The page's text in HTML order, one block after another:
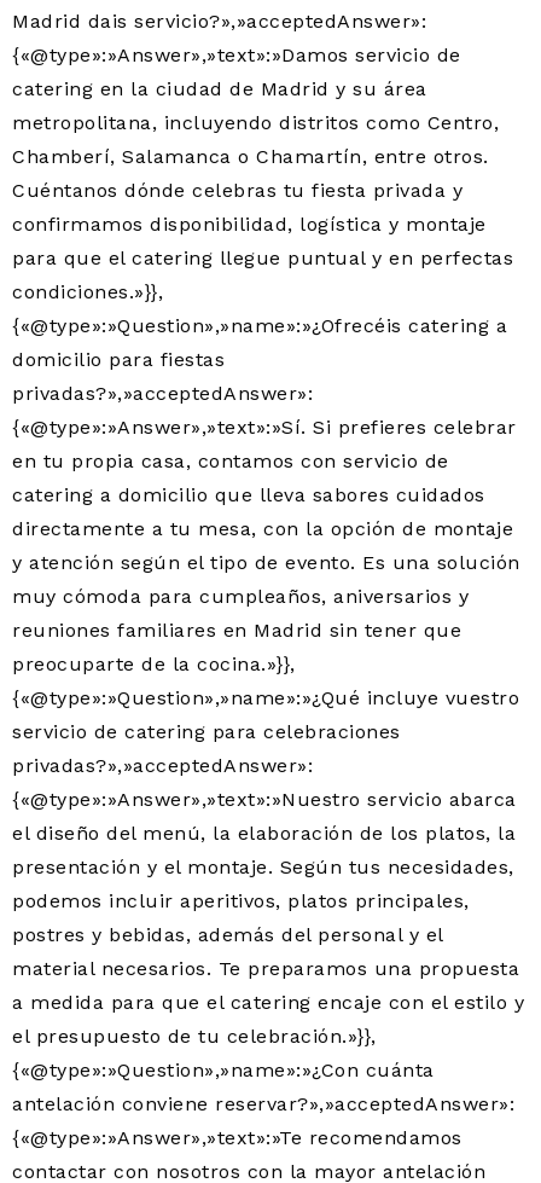
Madrid dais servicio?»,»acceptedAnswer»:
{«@type»:»Answer»,»text»:»Damos servicio de
catering en la ciudad de Madrid y su área
metropolitana, incluyendo distritos como Centro,
Chamberí, Salamanca o Chamartín, entre otros.
Cuéntanos dónde celebras tu fiesta privada y
confirmamos disponibilidad, logística y montaje
para que el catering llegue puntual y en perfectas
condiciones.»}},
{«@type»:»Question»,»name»:»¿Ofrecéis catering a
domicilio para fiestas
privadas?»,»acceptedAnswer»:
{«@type»:»Answer»,»text»:»Sí. Si prefieres celebrar
en tu propia casa, contamos con servicio de
catering a domicilio que lleva sabores cuidados
directamente a tu mesa, con la opción de montaje
y atención según el tipo de evento. Es una solución
muy cómoda para cumpleaños, aniversarios y
reuniones familiares en Madrid sin tener que
preocuparte de la cocina.»}},
{«@type»:»Question»,»name»:»¿Qué incluye vuestro
servicio de catering para celebraciones
privadas?»,»acceptedAnswer»:
{«@type»:»Answer»,»text»:»Nuestro servicio abarca
el diseño del menú, la elaboración de los platos, la
presentación y el montaje. Según tus necesidades,
podemos incluir aperitivos, platos principales,
postres y bebidas, además del personal y el
material necesarios. Te preparamos una propuesta
a medida para que el catering encaje con el estilo y
el presupuesto de tu celebración.»}},
{«@type»:»Question»,»name»:»¿Con cuánta
antelación conviene reservar?»,»acceptedAnswer»:
{«@type»:»Answer»,»text»:»Te recomendamos
contactar con nosotros con la mayor antelación